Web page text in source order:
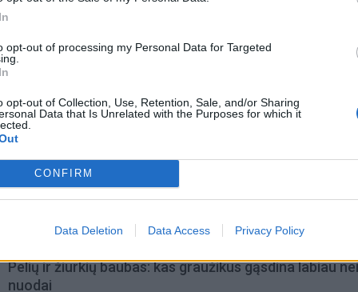
opt-out of processing my Personal Data for Targeted
opt-out of Collection, Use, Retention, Sale, and/or Sharing
Data that Is Unrelated with the Purposes for which it
CONFIRM
Data Deletion Data Access Privacy Policy
Mirė garsi lietuvių aktorė: „Jos vaidmenys išliks
Pelių ir žiurkių baubas: kas graužikus gąsdina labiau nei
nuodai